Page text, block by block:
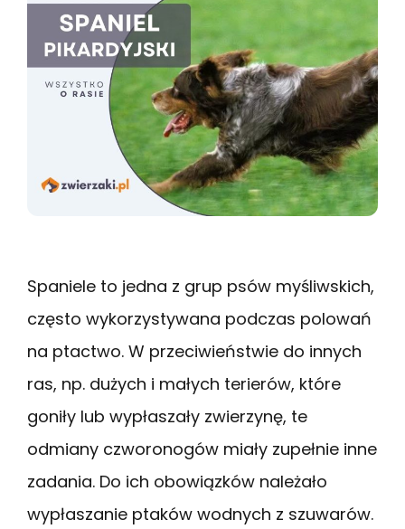
Spaniele to jedna z grup psów myśliwskich,
często wykorzystywana podczas polowań
na ptactwo. W przeciwieństwie do innych
ras, np. dużych i małych terierów, które
goniły lub wypłaszały zwierzynę, te
odmiany czworonogów miały zupełnie inne
zadania. Do ich obowiązków należało
wypłaszanie ptaków wodnych z szuwarów.